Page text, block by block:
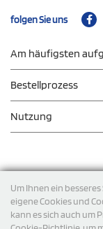
Um Ihnen ein
eigene Cookies und
kann es sich auch um
folgen Sie uns
Am häufigsten
Bestellprozess
Nutzung
Versand